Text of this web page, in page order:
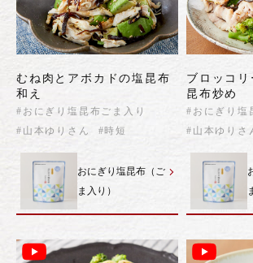
むね肉とアボカドの塩昆布
和え
#おにぎり塩昆布ごま入り
#山本ゆりさん
#時短
おにぎり塩昆布（ご
ま入り）
ブロッコ
昆布炒め
#おにぎり塩
#山本ゆりさ